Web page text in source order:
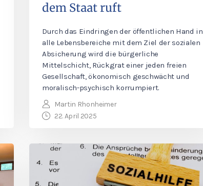
dem Staat ruft
Durch das Eindringen der öffentlichen Hand in
alle Lebensbereiche mit dem Ziel der sozialen
Absicherung wird die bürgerliche
Mittelschicht, Rückgrat einer jeden freien
Gesellschaft, ökonomisch geschwächt und
moralisch-psychisch korrumpiert.
Martin Rhonheimer
22. April 2025